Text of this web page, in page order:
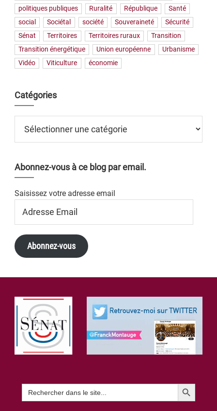
politiques publiques
Ruralité République
Santé
social
Sociétal société Souveraineté
Sécurité
Sénat
Territoires Territoires ruraux
Transition
Transition énergétique
Union européenne
Urbanisme
Vidéo
Viticulture économie
Catégories
Abonnez-vous à ce blog par email.
Saisissez votre adresse email
Email
Abonnez-vous
Footer
Search
for:
Search Button